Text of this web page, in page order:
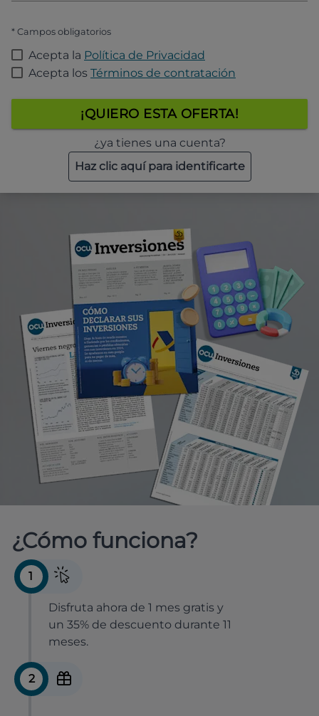
* Campos obligatorios
Acepta la Política de Privacidad
Acepta los Términos de contratación
¡QUIERO ESTA OFERTA!
¿ya tienes una cuenta?
Haz clic aquí para identificarte
¿Cómo funciona?
1
Disfruta ahora de 1 mes gratis y
un 35% de descuento durante 11
meses.
2